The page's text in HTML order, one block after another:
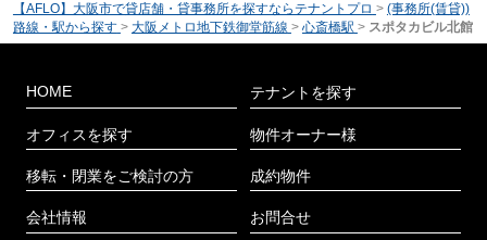
【AFLO】大阪市で貸店舗・貸事務所を探すならテナントプロ > (事務所(賃貸))
路線・駅から探す > 大阪メトロ地下鉄御堂筋線 > 心斎橋駅 > スポタカビル北館
HOME
オフィスを探す
移転・閉業をご検討の方
会社情報
テナントを探す
物件オーナー様
成約物件
お問合せ